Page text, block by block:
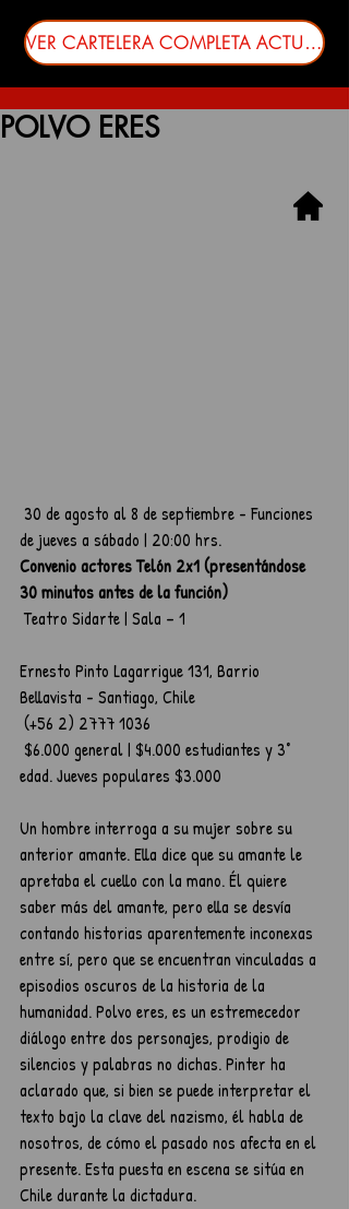
VER CARTELERA COMPLETA ACTUALIZADA
POLVO ERES
de jueves a sábado | 20:00 hrs.
Convenio actores Telón 2x1 (presentándose
30 minutos antes de la función)
Teatro Sidarte | Sala – 1
Ernesto Pinto Lagarrigue 131, Barrio
Bellavista - Santiago, Chile
(+56 2) 2777 1036
edad. Jueves populares $3.000
Un hombre interroga a su mujer sobre su
anterior amante. Ella dice que su amante le
apretaba el cuello con la mano. Él quiere
saber más del amante, pero ella se desvía
contando historias aparentemente inconexas
entre sí, pero que se encuentran vinculadas a
episodios oscuros de la historia de la
humanidad. Polvo eres, es un estremecedor
diálogo entre dos personajes, prodigio de
silencios y palabras no dichas. Pinter ha
aclarado que, si bien se puede interpretar el
texto bajo la clave del nazismo, él habla de
nosotros, de cómo el pasado nos afecta en el
presente. Esta puesta en escena se sitúa en
Chile durante la dictadura.